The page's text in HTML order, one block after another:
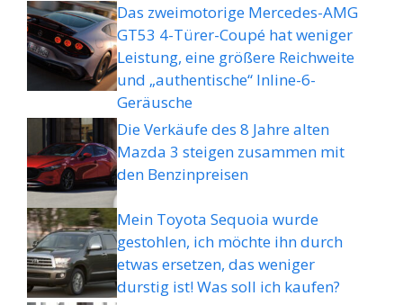
Das zweimotorige Mercedes-AMG
GT53 4-Türer-Coupé hat weniger
Leistung, eine größere Reichweite
und „authentische“ Inline-6-
Geräusche
Die Verkäufe des 8 Jahre alten
Mazda 3 steigen zusammen mit
den Benzinpreisen
Mein Toyota Sequoia wurde
gestohlen, ich möchte ihn durch
etwas ersetzen, das weniger
durstig ist! Was soll ich kaufen?